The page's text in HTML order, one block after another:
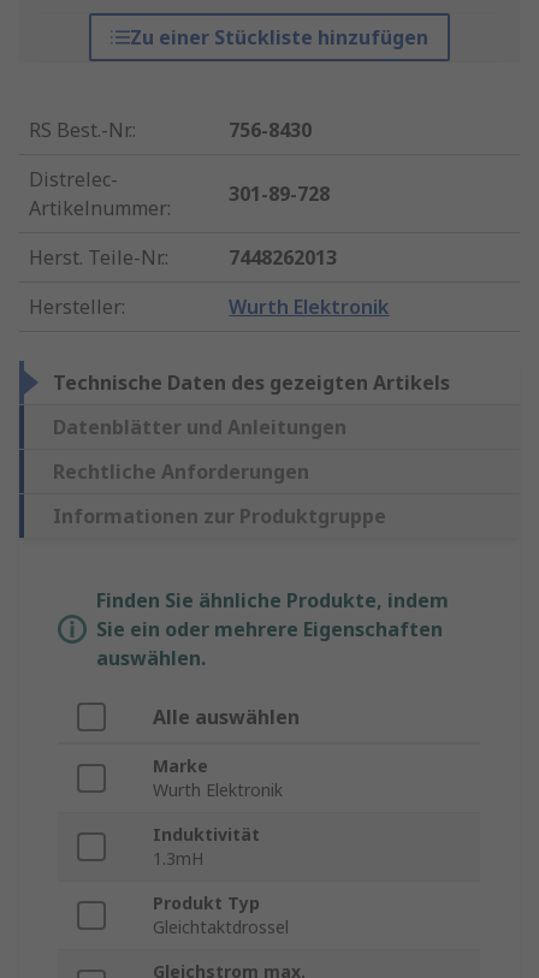
Zu einer Stückliste hinzufügen
RS Best.-Nr.:
756-8430
Distrelec-
Artikelnummer:
301-89-728
Herst. Teile-Nr.:
7448262013
Hersteller: Wurth Elektronik
Technische Daten des gezeigten Artikels
Datenblätter und Anleitungen
Rechtliche Anforderungen
Informationen zur Produktgruppe
Finden Sie ähnliche Produkte, indem
Sie ein oder mehrere Eigenschaften
auswählen.
Alle auswählen
Marke
Wurth Elektronik
Induktivität
1.3mH
Produkt Typ
Gleichtaktdrossel
Gleichstrom max.